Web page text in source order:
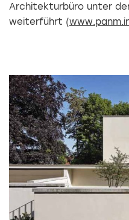
Architekturbüro unter
weiterführt (